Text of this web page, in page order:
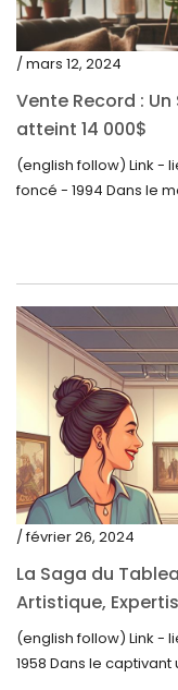
juin 2022
mai 2022
avril 2022
mars 2022
février 2022
septembre 2021
août 2021
juillet 2021
juin 2021
mai 2021
avril 2021
mars 2021
janvier 2021
décembre 2020
novembre 2020
/ mars 12, 2024
Vente Record : Un
atteint 14 000$
(english follow) Link -
foncé - 1994 Dans le
/ février 26, 2024
La Saga du
Artistique,
Inattendue
(english follow) Link -
1958 Dans le captivant